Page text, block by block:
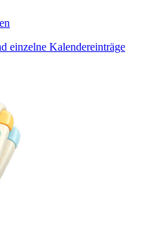
einzelne Kalendereinträge